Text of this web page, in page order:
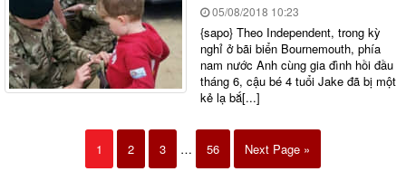
05/08/2018 10:23
{sapo} Theo Independent, trong kỳ
nghỉ ở bãi biển Bournemouth, phía
nam nước Anh cùng gia đình hồi đầu
tháng 6, cậu bé 4 tuổi Jake đã bị một
kẻ lạ bắ[...]
1 2 3 … 56 Next Page »